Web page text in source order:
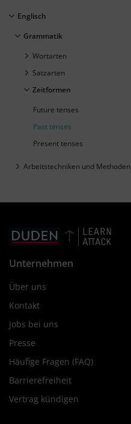
Englisch
Grammatik
Wortarten
Satzarten
Zeitformen
Future tenses
Past tenses
Present tenses
Arbeitstechniken und Methoden
Unternehmen
Über uns
Kontakt
Jobs bei uns
Presse
Häufige Fragen (FAQ)
Barrierefreiheit
Vertrag kündigen